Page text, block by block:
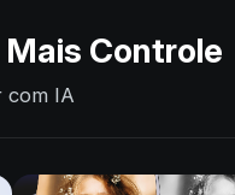
Controle
com IA